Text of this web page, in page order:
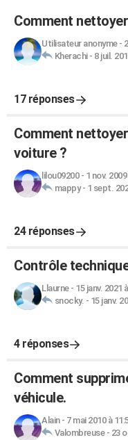
Comment
Utilisateur anonyme-
Kherachi- 8 juil.
17 réponses
Comment
voiture ?
lilou09200- 1 nov.
mappy- 1 sept.
24 réponses
Contrôle
Llaurne- 15 janv. 2021
snocky. - 15 janv.
4 réponses
Comment
véhicule.
Alain- 7 mai 2010 à
Valombreuse- 23